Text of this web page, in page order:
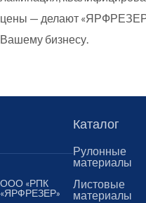
цены — делают
Вашему бизнесу.
ООО «РПК
«ЯРФРЕЗЕР»
Каталог
Рулонные
материалы
Листовые
материалы